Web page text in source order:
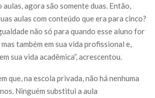
agora são somente duas. Então,
aulas com conteúdo que era para cinco?
não só para quando esse aluno for
também em sua vida profissional e,
sua vida acadêmica”, acrescentou.
que, na escola privada, não há nenhuma
Ninguém substitui a aula